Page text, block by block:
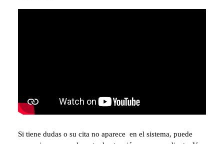
Si tiene dudas o su cita no aparece en el sistema, puede